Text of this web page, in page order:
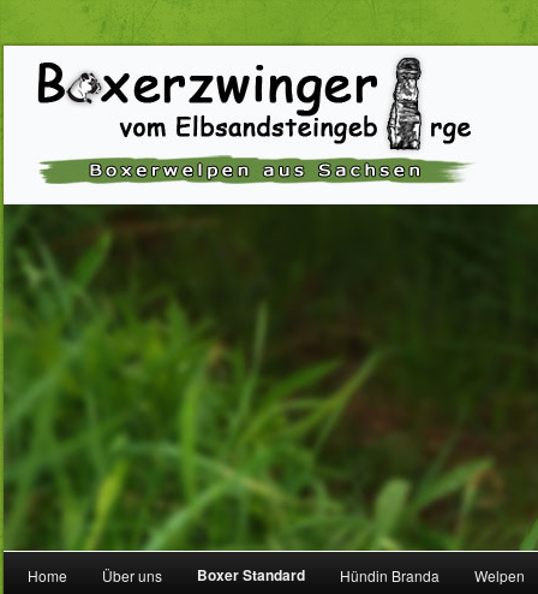
Zum Inhalt wechseln
Zum sekundären Inhalt wechseln
Home Über uns Boxer Standard Hündin Branda Welpen